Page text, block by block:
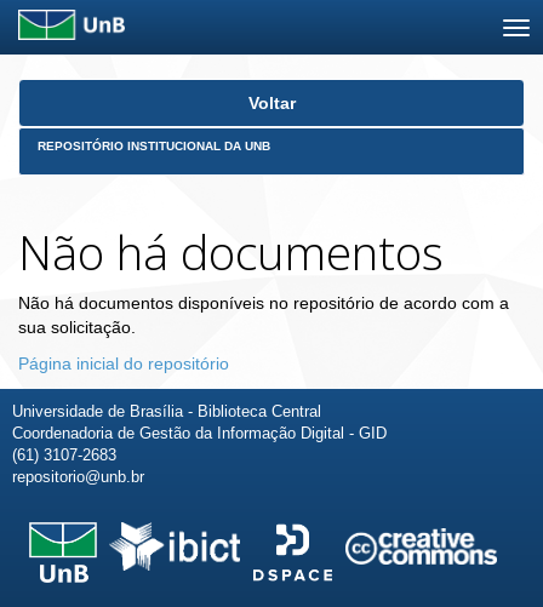
Skip
Voltar
REPOSITÓRIO INSTITUCIONAL DA UNB
Não há documentos
Não há documentos disponíveis no repositório de acordo com a
sua solicitação.
Página inicial do repositório
Universidade de Brasília - Biblioteca Central
Coordenadoria de Gestão da Informação Digital - GID
(61) 3107-2683
repositorio@unb.br